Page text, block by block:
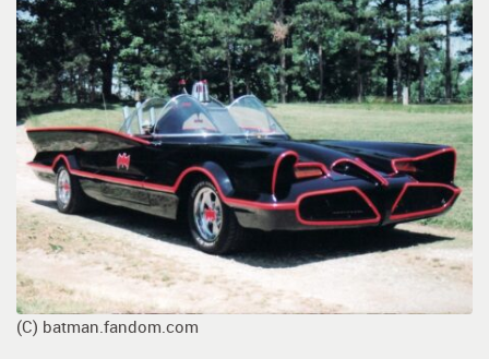
(C) batman.fandom.com